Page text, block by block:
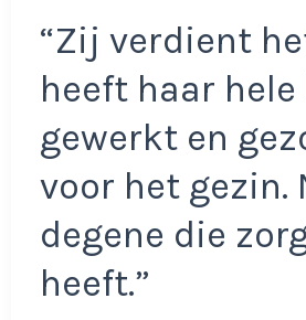
“Zij verdient
heeft haar hele
gewerkt en
voor het gezin.
degene die
heeft.”